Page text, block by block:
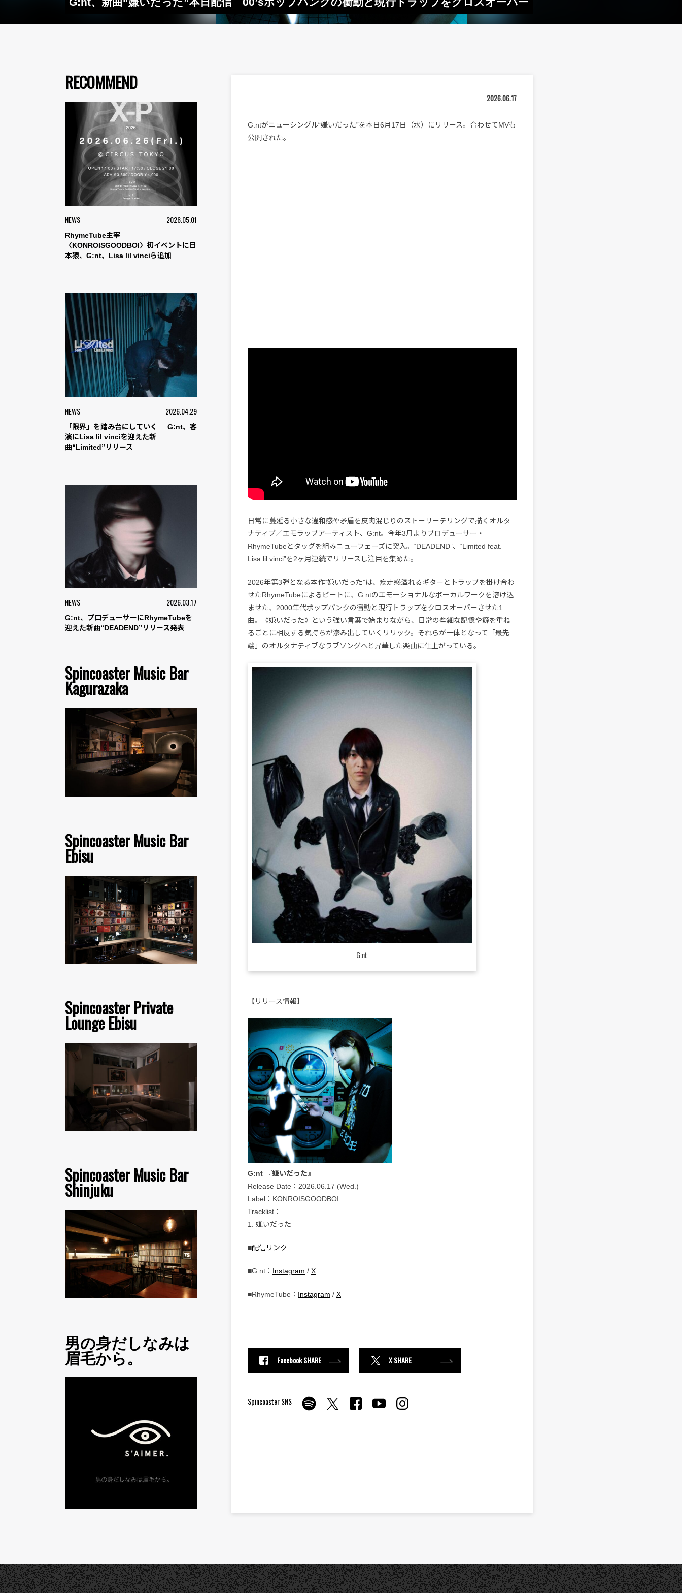
RECOMMEND
NEWS 2026.05.01
RhymeTube主宰
〈KONROISGOODBOI〉初イベントに日
本猿、G:nt、Lisa lil vinciら追加
NEWS 2026.04.29
「限界」を踏み台にしていく──G:nt、客
演にLisa lil vinciを迎えた新
曲“Limited”リリース
NEWS 2026.03.17
G:nt、プロデューサーにRhymeTubeを
迎えた新曲“DEADEND”リリース発表
Spincoaster Music Bar
Kagurazaka
Spincoaster Music Bar
Ebisu
Spincoaster Private
Lounge Ebisu
Spincoaster Music Bar
Shinjuku
男の身だしなみは
眉毛から。
2026.06.17
G:ntがニューシングル“嫌いだった”を本日6月17日（水）にリリース。合わせてMVも
公開された。
日常に蔓延る小さな違和感や矛盾を皮肉混じりのストーリーテリングで描くオルタ
ナティブ／エモラップアーティスト、G:nt。今年3月よりプロデューサー・
RhymeTubeとタッグを組みニューフェーズに突入。“DEADEND”、“Limited feat.
Lisa lil vinci”を2ヶ月連続でリリースし注目を集めた。
2026年第3弾となる本作“嫌いだった”は、疾走感溢れるギターとトラップを掛け合わ
せたRhymeTubeによるビートに、G:ntのエモーショナルなボーカルワークを溶け込
ませた、2000年代ポップパンクの衝動と現行トラップをクロスオーバーさせた1
曲。《嫌いだった》という強い言葉で始まりながら、日常の些細な記憶や癖を重ね
るごとに相反する気持ちが滲み出していくリリック。それらが一体となって「最先
端」のオルタナティブなラブソングへと昇華した楽曲に仕上がっている。
G:nt
【リリース情報】
G:nt 『嫌いだった』
Release Date：2026.06.17 (Wed.)
Label：KONROISGOODBOI
Tracklist：
1. 嫌いだった
■配信リンク
■G:nt： Instagram / X
■RhymeTube： Instagram / X
Facebook SHARE X SHARE
Spincoaster SNS